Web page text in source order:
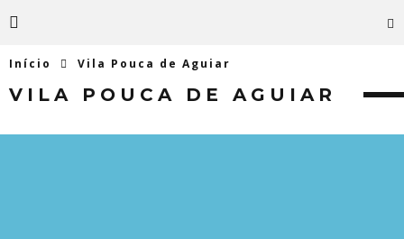
Início Vila Pouca de Aguiar
VILA POUCA DE AGUIAR